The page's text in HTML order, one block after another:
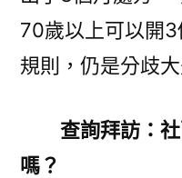
70歲以上可以開
規則，仍是分歧
查詢拜訪：
嗎？